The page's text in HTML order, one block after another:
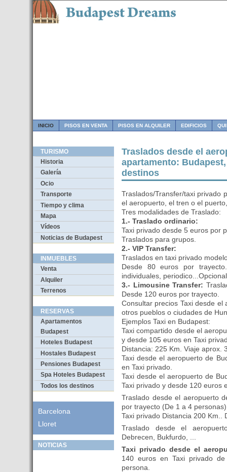
INICIO PISOS EN VENTA PISOS EN ALQUILER EDIFICIOS
TURISMO
Historia
Galería
Ocio
Transporte
Tiempo y clima
Mapa
Vídeos
Noticias de Budapest
INMUEBLES
Venta
Alquiler
Terrenos
RESERVAS
Apartamentos
Budapest
Hoteles Budapest
Hostales Budapest
Pensiones Budapest
Spa Hoteles Budapest
Todos los destinos
Barcelona
Lloret
NOTICIAS
Traslados desde el
apartamento:
destinos
Traslados/Transfer/taxi privado
el aeropuerto, el tren o el
Tres modalidades de Traslado:
1.- Traslado ordinario:
Taxi privado desde 5 euros por
Traslados para grupos.
2.- VIP Transfer:
Traslados en taxi privado
Desde 80 euros por
individuales,
3.- Limousine Transfer:
Desde 120 euros por trayecto.
Consultar precios Taxi desde el
otros pueblos o ciudades de
Ejemplos Taxi en Budapest:
Taxi compartido desde el
y desde 105 euros en Taxi
Distancia: 225 Km. Viaje aprox.
Taxi desde el aeropuerto de
en Taxi privado.
Taxi desde el aeropuerto de
Taxi privado y desde 120 euros
Traslado desde el aeropuerto
por trayecto (De 1 a 4 personas)
Taxi privado Distancia 200 Km..
Traslado desde el
Debrecen, Bukfurdo, ...
Taxi privado desde el
140 euros en Taxi privado
persona.